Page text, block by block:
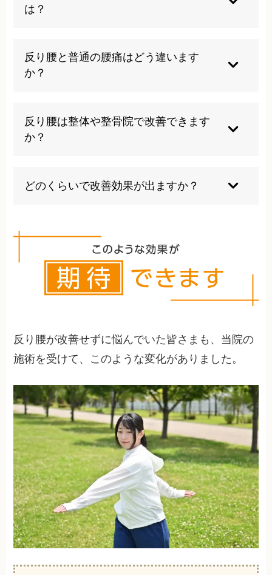
は？
避けましょう。
反り腰と普通の腰痛はどう違います
か？
見た目や痛みの出方が異なります。
反り腰は整体や整骨院で改善できます
か？
期待できます。
どのくらいで改善効果が出ますか？
なケアが必要です。
反り腰が改善せずに悩んでいた皆さまも、当院の
施術を受けて、このような変化がありました。